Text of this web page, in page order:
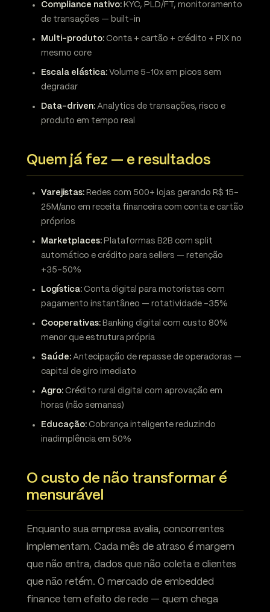
Compliance nativo: KYC, PLD/FT, monitoramento
de transações — built-in
Multi-produto: Conta + cartão + crédito + PIX no
mesmo core
Escala elástica: Volume 5-10x em picos sem
degradar
Data-driven: Analytics de transações, risco e
produto em tempo real
Quem já fez — e resultados
Varejistas: Redes com 500+ lojas gerando R$ 15-
25M/ano em receita financeira com conta e cartão
próprios
Marketplaces: Plataformas B2B com split
automático e crédito para sellers — retenção
+35-50%
Logística: Conta digital para motoristas com
pagamento instantâneo — rotatividade -35%
Cooperativas: Banking digital com custo 80%
menor que estrutura própria
Saúde: Antecipação de repasse de operadoras —
capital de giro imediato
Agro: Crédito rural digital com aprovação em
horas (não semanas)
Educação: Cobrança inteligente reduzindo
inadimplência em 50%
O custo de não transformar é
mensurável
Enquanto sua empresa avalia, concorrentes
implementam. Cada mês de atraso é margem
que não entra, dados que não coleta e clientes
que não retém. O mercado de embedded
finance tem efeito de rede — quem chega